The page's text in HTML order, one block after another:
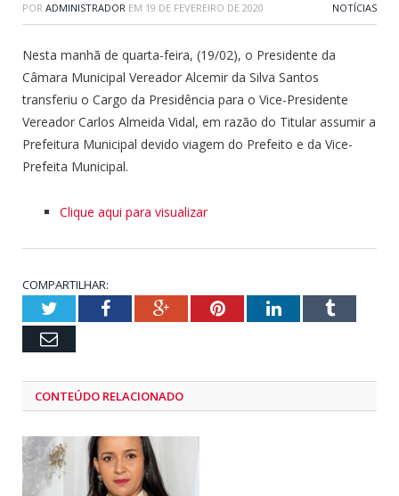
POR ADMINISTRADOR EM 19 DE FEVEREIRO DE 2020 NOTÍCIAS
Nesta manhã de quarta-feira, (19/02), o Presidente da
Câmara Municipal Vereador Alcemir da Silva Santos
transferiu o Cargo da Presidência para o Vice-Presidente
Vereador Carlos Almeida Vidal, em razão do Titular assumir a
Prefeitura Municipal devido viagem do Prefeito e da Vice-
Prefeita Municipal.
Clique aqui para visualizar
COMPARTILHAR:
TwitterFacebookGoogle+PinterestLinkedInTumblr
Email
CONTEÚDO RELACIONADO